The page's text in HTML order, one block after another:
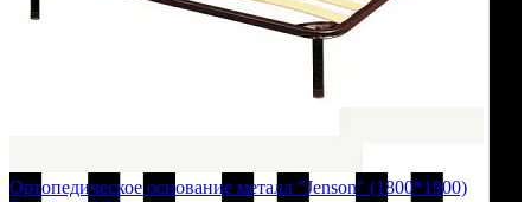
Ортопедическое основание металл "Jenson" (1800*1900)